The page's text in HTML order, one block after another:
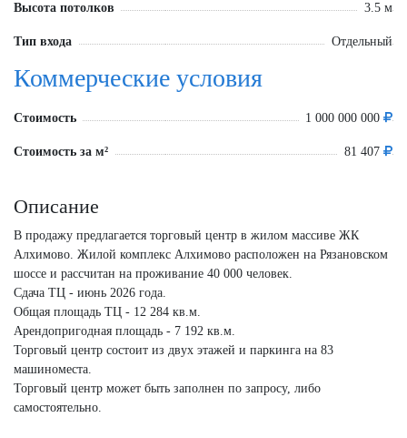
Высота потолков 3.5 м
Тип входа Отдельный
Коммерческие условия
Стоимость 1 000 000 000
Стоимость за м² 81 407
Описание
В продажу предлагается торговый центр в жилом массиве ЖК
Алхимово. Жилой комплекс Алхимово расположен на Рязановском
шоссе и рассчитан на проживание 40 000 человек.
Сдача ТЦ - июнь 2026 года.
Общая площадь ТЦ - 12 284 кв.м.
Арендопригодная площадь - 7 192 кв.м.
Торговый центр состоит из двух этажей и паркинга на 83
машиноместа.
Торговый центр может быть заполнен по запросу, либо
самостоятельно.